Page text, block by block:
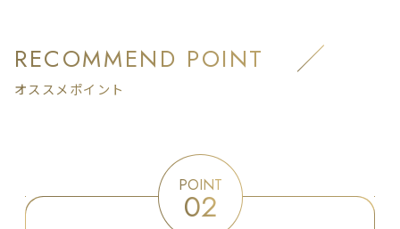
RECOMMEND POINT
オススメポイント
POINT
02